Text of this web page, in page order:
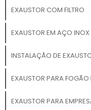
EXAUSTOR COM FILTRO
EXAUSTOR EM AÇO INOX
INSTALAÇÃO DE
EXAUSTOR PARA FOGÃO
EXAUSTOR PARA